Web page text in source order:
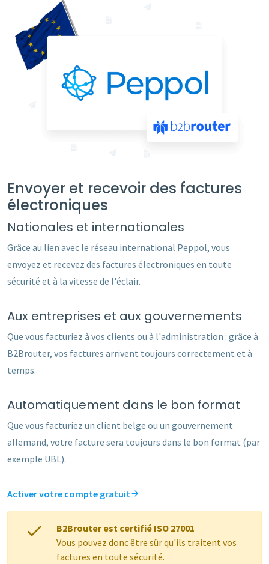
Envoyer et recevoir des factures
électroniques
Nationales et internationales
Grâce au lien avec le réseau international Peppol, vous
envoyez et recevez des factures électroniques en toute
sécurité et à la vitesse de l'éclair.
Aux entreprises et aux gouvernements
Que vous facturiez à vos clients ou à l'administration : grâce à
B2Brouter, vos factures arrivent toujours correctement et à
temps.
Automatiquement dans le bon format
Que vous facturiez un client belge ou un gouvernement
allemand, votre facture sera toujours dans le bon format (par
exemple UBL).
Activer votre compte gratuit
B2Brouter est certifié ISO 27001
Vous pouvez donc être sûr qu'ils traitent vos
factures en toute sécurité.